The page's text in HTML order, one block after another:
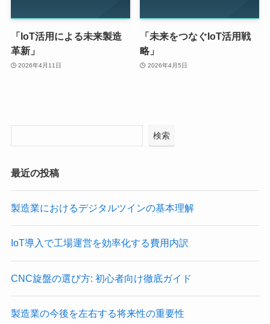
「IoT活用による未来製造
革新」
2026年4月11日
「未来をつなぐIoT活用戦
略」
2026年4月5日
検索
最近の投稿
製造業におけるデジタルツインの基本理解
IoT導入で工場運営を効率化する費用内訳
CNC旋盤の選び方: 初心者向け徹底ガイド
製造業の今後を左右する将来性の重要性